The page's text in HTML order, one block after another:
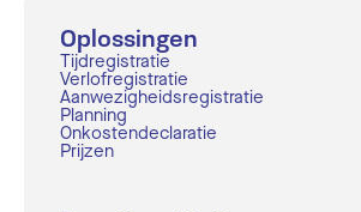
Oplossingen
Tijdregistratie
Verlofregistratie
Aanwezigheidsregistratie
Planning
Onkostendeclaratie
Prijzen